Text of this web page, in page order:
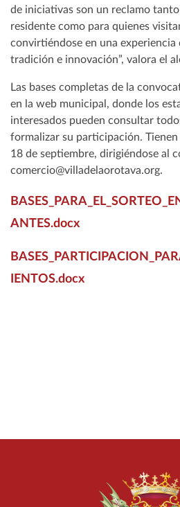
de iniciativas son un reclamo
residente como para quienes
convirtiéndose en una experiencia
tradición e innovación”, valora el
Las bases completas de la
en la web municipal, donde los
interesados pueden consultar
formalizar su participación. Tienen
18 de septiembre, dirigiéndose al
comercio@villadelaorotava.org.
ANTES.docx
IENTOS.docx